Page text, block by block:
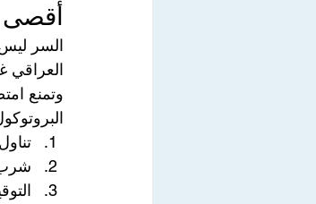
السر ليس
العراقي
وتمنع
شرب
التوقيت